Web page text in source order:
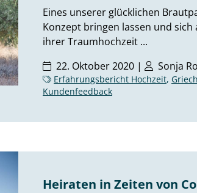
Eines unserer glücklichen
Konzept bringen lassen und sich
ihrer Traumhochzeit ...
22. Oktober 2020 |
Sonja
Erfahrungsbericht Hochzeit,
Kundenfeedback
Heiraten in Zeiten von